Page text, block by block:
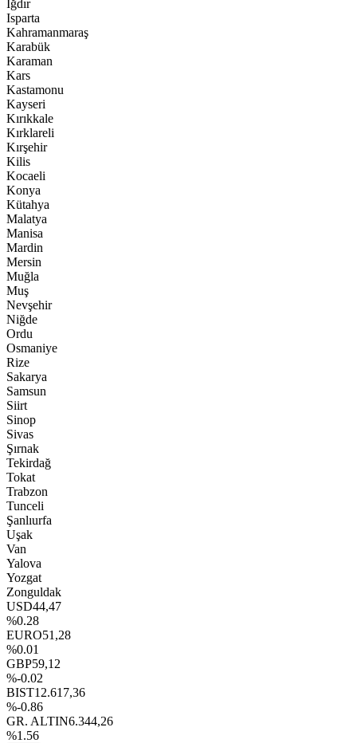
Iğdır
Isparta
Kahramanmaraş
Karabük
Karaman
Kars
Kastamonu
Kayseri
Kırıkkale
Kırklareli
Kırşehir
Kilis
Kocaeli
Konya
Kütahya
Malatya
Manisa
Mardin
Mersin
Muğla
Muş
Nevşehir
Niğde
Ordu
Osmaniye
Rize
Sakarya
Samsun
Siirt
Sinop
Sivas
Şırnak
Tekirdağ
Tokat
Trabzon
Tunceli
Şanlıurfa
Uşak
Van
Yalova
Yozgat
Zonguldak
USD44,47
%0.28
EURO51,28
%0.01
GBP59,12
%-0.02
BIST12.617,36
%-0.86
GR. ALTIN6.344,26
%1.56